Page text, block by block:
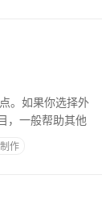
。如果你选择外
，一般帮助其他
作